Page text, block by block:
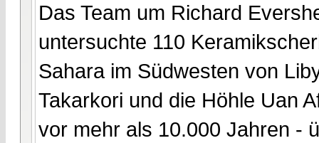
Das Team um Richard
untersuchte 110
Sahara im Südwesten von
Takarkori und die Höhle Uan
vor mehr als 10.000 Jahren -